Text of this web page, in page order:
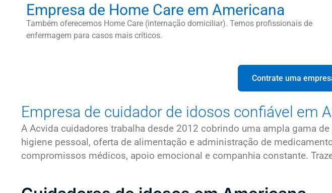
Empresa de Home Care em Americana
Também oferecemos Home Care (internação domiciliar). Temos profissionais de
enfermagem para casos mais críticos.
Contrate uma
Empresa de cuidador de idosos confiável em
A Acvida cuidadores trabalha desde 2012 cobrindo uma ampla gama
higiene pessoal, oferta de alimentação e administração de
compromissos médicos, apoio emocional e companhia constante.